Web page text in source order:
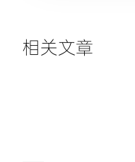
相关文章